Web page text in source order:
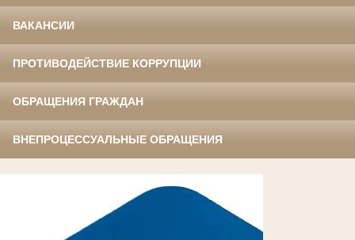
ВАКАНСИИ
ПРОТИВОДЕЙСТВИЕ КОРРУПЦИИ
ОБРАЩЕНИЯ ГРАЖДАН
ВНЕПРОЦЕССУАЛЬНЫЕ ОБРАЩЕНИЯ